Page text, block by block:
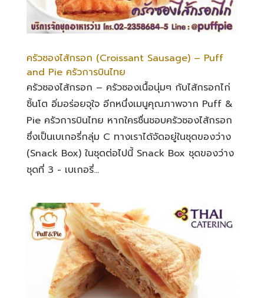
ครัวซองไส้กรอก (Croissant Sausage) – Puff
and Pie ครัวการบินไทย
ครัวซองไส้กรอก – ครัวซองเนื้อนุ่มๆ กับไส้กรอกไก่
ชิ้นโต อิ่มอร่อยจุใจ อีกหนึ่งเมนูคุณภาพจาก Puff &
Pie ครัวการบินไทย หากใครชื่นชอบครัวซองไส้กรอก
ซึ่งเป็นเบเกอรี่กลุ่ม C ทางเราได้จัดอยู่ในชุดของว่าง
(Snack Box) ในชุดต่อไปนี้ Snack Box ชุดของว่าง
ชุดที่ 3 - เบเกอรี่...